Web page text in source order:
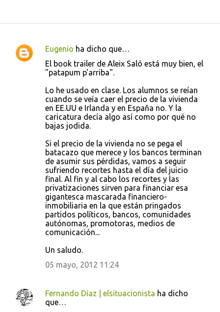
C
Eugenio ha dicho que…
El book trailer de Aleix Saló está muy bien, el
"patapum p'arriba".
Lo he usado en clase. Los alumnos se reían
cuando se veía caer el precio de la vivienda
en EE.UU e Irlanda y en España no. Y la
caricatura decía algo así como por qué no
bajas jodida.
Si el precio de la vivienda no se pega el
batacazo que merece y los bancos terminan
de asumir sus pérdidas, vamos a seguir
sufriendo recortes hasta el día del juicio
final. Al fin y al cabo los recortes y las
privatizaciones sirven para financiar esa
gigantesca mascarada financiero-
inmobiliaria en la que están pringados
partidos políticos, bancos, comunidades
autónomas, promotoras, medios de
comunicación...
Un saludo.
05 mayo, 2012 11:24
Fernando Díaz | elsituacionista ha dicho
que…